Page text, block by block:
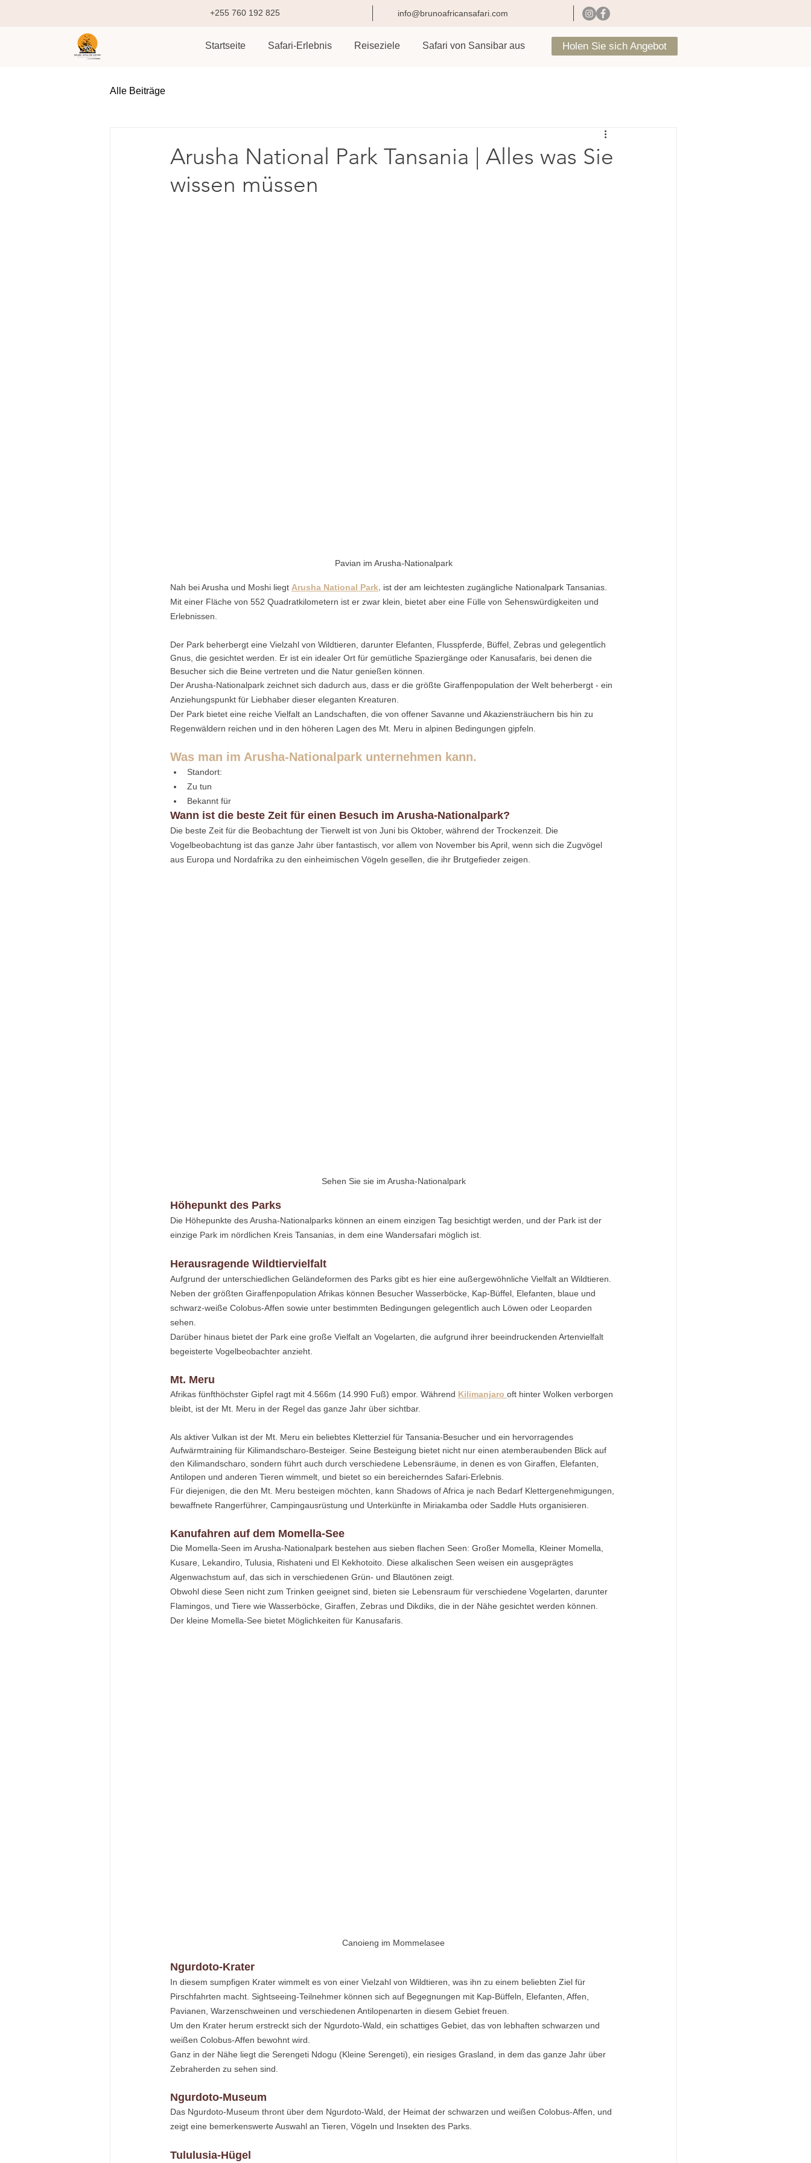
+255 760 192 825 info@brunoafricansafari.com
Startseite Safari-Erlebnis Reiseziele Safari von Sansibar aus Holen Sie sich Angebot
Alle Beiträge
Arusha National Park Tansania | Alles was Sie
wissen müssen
Pavian im Arusha-Nationalpark
Nah bei Arusha und Moshi liegt Arusha National Park, ist der am leichtesten zugängliche Nationalpark Tansanias.
Mit einer Fläche von 552 Quadratkilometern ist er zwar klein, bietet aber eine Fülle von Sehenswürdigkeiten und
Erlebnissen.
Der Park beherbergt eine Vielzahl von Wildtieren, darunter Elefanten, Flusspferde, Büffel, Zebras und gelegentlich
Gnus, die gesichtet werden. Er ist ein idealer Ort für gemütliche Spaziergänge oder Kanusafaris, bei denen die
Besucher sich die Beine vertreten und die Natur genießen können.
Der Arusha-Nationalpark zeichnet sich dadurch aus, dass er die größte Giraffenpopulation der Welt beherbergt - ein
Anziehungspunkt für Liebhaber dieser eleganten Kreaturen.
Der Park bietet eine reiche Vielfalt an Landschaften, die von offener Savanne und Akaziensträuchern bis hin zu
Regenwäldern reichen und in den höheren Lagen des Mt. Meru in alpinen Bedingungen gipfeln.
Was man im Arusha-Nationalpark unternehmen kann.
Standort:
Zu tun
Bekannt für
Wann ist die beste Zeit für einen Besuch im Arusha-Nationalpark?
Die beste Zeit für die Beobachtung der Tierwelt ist von Juni bis Oktober, während der Trockenzeit. Die
Vogelbeobachtung ist das ganze Jahr über fantastisch, vor allem von November bis April, wenn sich die Zugvögel
aus Europa und Nordafrika zu den einheimischen Vögeln gesellen, die ihr Brutgefieder zeigen.
Sehen Sie sie im Arusha-Nationalpark
Höhepunkt des Parks
Die Höhepunkte des Arusha-Nationalparks können an einem einzigen Tag besichtigt werden, und der Park ist der
einzige Park im nördlichen Kreis Tansanias, in dem eine Wandersafari möglich ist.
Herausragende Wildtiervielfalt
Aufgrund der unterschiedlichen Geländeformen des Parks gibt es hier eine außergewöhnliche Vielfalt an Wildtieren.
Neben der größten Giraffenpopulation Afrikas können Besucher Wasserböcke, Kap-Büffel, Elefanten, blaue und
schwarz-weiße Colobus-Affen sowie unter bestimmten Bedingungen gelegentlich auch Löwen oder Leoparden
sehen.
Darüber hinaus bietet der Park eine große Vielfalt an Vogelarten, die aufgrund ihrer beeindruckenden Artenvielfalt
begeisterte Vogelbeobachter anzieht.
Mt. Meru
Afrikas fünfthöchster Gipfel ragt mit 4.566m (14.990 Fuß) empor. Während Kilimanjaro oft hinter Wolken verborgen
bleibt, ist der Mt. Meru in der Regel das ganze Jahr über sichtbar.
Als aktiver Vulkan ist der Mt. Meru ein beliebtes Kletterziel für Tansania-Besucher und ein hervorragendes
Aufwärmtraining für Kilimandscharo-Besteiger. Seine Besteigung bietet nicht nur einen atemberaubenden Blick auf
den Kilimandscharo, sondern führt auch durch verschiedene Lebensräume, in denen es von Giraffen, Elefanten,
Antilopen und anderen Tieren wimmelt, und bietet so ein bereicherndes Safari-Erlebnis.
Für diejenigen, die den Mt. Meru besteigen möchten, kann Shadows of Africa je nach Bedarf Klettergenehmigungen,
bewaffnete Rangerführer, Campingausrüstung und Unterkünfte in Miriakamba oder Saddle Huts organisieren.
Kanufahren auf dem Momella-See
Die Momella-Seen im Arusha-Nationalpark bestehen aus sieben flachen Seen: Großer Momella, Kleiner Momella,
Kusare, Lekandiro, Tulusia, Rishateni und El Kekhotoito. Diese alkalischen Seen weisen ein ausgeprägtes
Algenwachstum auf, das sich in verschiedenen Grün- und Blautönen zeigt.
Obwohl diese Seen nicht zum Trinken geeignet sind, bieten sie Lebensraum für verschiedene Vogelarten, darunter
Flamingos, und Tiere wie Wasserböcke, Giraffen, Zebras und Dikdiks, die in der Nähe gesichtet werden können.
Der kleine Momella-See bietet Möglichkeiten für Kanusafaris.
Canoieng im Mommelasee
Ngurdoto-Krater
In diesem sumpfigen Krater wimmelt es von einer Vielzahl von Wildtieren, was ihn zu einem beliebten Ziel für
Pirschfahrten macht. Sightseeing-Teilnehmer können sich auf Begegnungen mit Kap-Büffeln, Elefanten, Affen,
Pavianen, Warzenschweinen und verschiedenen Antilopenarten in diesem Gebiet freuen.
Um den Krater herum erstreckt sich der Ngurdoto-Wald, ein schattiges Gebiet, das von lebhaften schwarzen und
weißen Colobus-Affen bewohnt wird.
Ganz in der Nähe liegt die Serengeti Ndogu (Kleine Serengeti), ein riesiges Grasland, in dem das ganze Jahr über
Zebraherden zu sehen sind.
Ngurdoto-Museum
Das Ngurdoto-Museum thront über dem Ngurdoto-Wald, der Heimat der schwarzen und weißen Colobus-Affen, und
zeigt eine bemerkenswerte Auswahl an Tieren, Vögeln und Insekten des Parks.
Tululusia-Hügel